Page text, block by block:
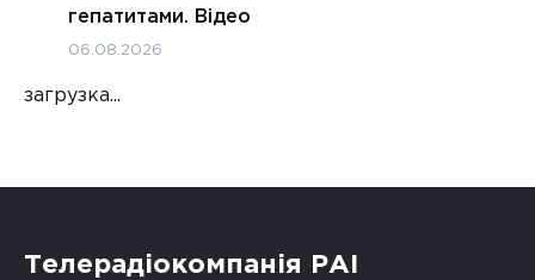
гепатитами. Відео
06.08.2026
загрузка...
Телерадіокомпанія РАІ